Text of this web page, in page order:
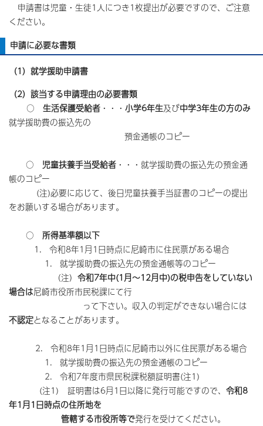
申請書は児童・生徒1人につき1枚提出が必要ですので、ご注意
ください。
申請に必要な書類
（1）就学援助申請書
（2）該当する申請理由の必要書類
○ 生活保護受給者 ・・・ 小学6年生及び中学3年生の方のみ
就学援助費の振込先の
預金通帳のコピー
○ 児童扶養手当受給者 ・・・就学援助費の振込先の預金通
帳のコピー
(注)必要に応じて、後日児童扶養手当証書のコピーの提出
をお願いする場合があります。
○ 所得基準額以下
1. 令和8年1月1日時点に尼崎市に住民票がある場合
1. 就学援助費の振込先の預金通帳等のコピー
（注） 令和7年中(1月～12月中)の税申告をしていない
場合は尼崎市役所市民税課にて行
って下さい。収入の判定ができない場合には
不認定となることがあります。
2. 令和8年1月1日時点に尼崎市以外に住民票がある場合
1. 就学援助費の振込先の預金通帳のコピー
2. 令和7年度市県民税課税額証明書(注1)
(注1) 証明書は6月1日以降に発行可能ですので、 令和8
年1月1日時点の住所地を
管轄する市役所等で発行を受けてください。